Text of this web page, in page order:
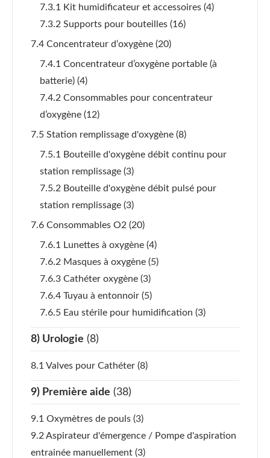
7.3.1 Kit humidificateur et accessoires (4)
7.3.2 Supports pour bouteilles (16)
7.4 Concentrateur d‘oxygène (20)
7.4.1 Concentrateur d’oxygène portable (à
batterie) (4)
7.4.2 Consommables pour concentrateur
d’oxygène (12)
7.5 Station remplissage d'oxygène (8)
7.5.1 Bouteille d'oxygène débit continu pour
station remplissage (3)
7.5.2 Bouteille d'oxygène débit pulsé pour
station remplissage (3)
7.6 Consommables O2 (20)
7.6.1 Lunettes à oxygène (4)
7.6.2 Masques à oxygène (5)
7.6.3 Cathéter oxygène (3)
7.6.4 Tuyau à entonnoir (5)
7.6.5 Eau stérile pour humidification (3)
8) Urologie (8)
8.1 Valves pour Cathéter (8)
9) Première aide (38)
9.1 Oxymètres de pouls (3)
9.2 Aspirateur d'émergence / Pompe d'aspiration
entrainée manuellement (3)